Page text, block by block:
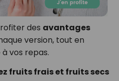
des avantages
version, tout en
vos repas.
fruits frais et fruits secs